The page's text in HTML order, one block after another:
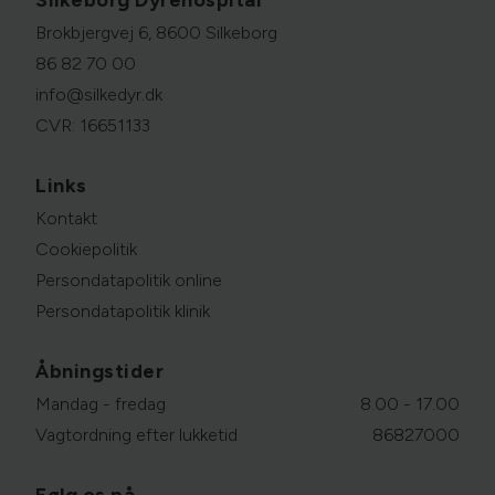
Brokbjergvej 6, 8600 Silkeborg
86 82 70 00
info@silkedyr.dk
CVR: 16651133
Links
Kontakt
Cookiepolitik
Persondatapolitik online
Persondatapolitik klinik
Åbningstider
Mandag - fredag
8.00 - 17.00
Vagtordning efter lukketid
86827000